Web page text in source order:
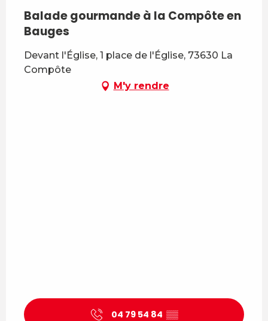
Balade gourmande à la Compôte en
Bauges
Devant l'Église, 1 place de l'Église, 73630 La
Compôte
M'y rendre
04 79 54 84 ▒▒